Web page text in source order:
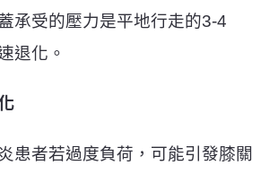
承受的壓力是平地行走的3-4
退化。
患者若過度負荷，可能引發膝關